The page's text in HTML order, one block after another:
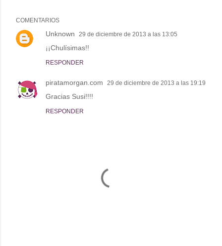
COMENTARIOS
Unknown 29 de diciembre de 2013 a las 13:05
¡¡Chulísimas!!
RESPONDER
piratamorgan.com 29 de diciembre de 2013 a las 19:19
Gracias Susi!!!!
RESPONDER